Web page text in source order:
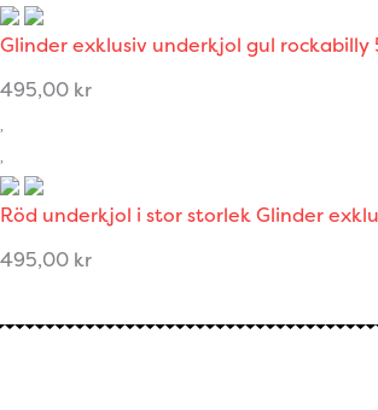
Glinder exklusiv underkjol gul rockabilly
495,00 kr
Röd underkjol i stor storlek Glinder
495,00 kr